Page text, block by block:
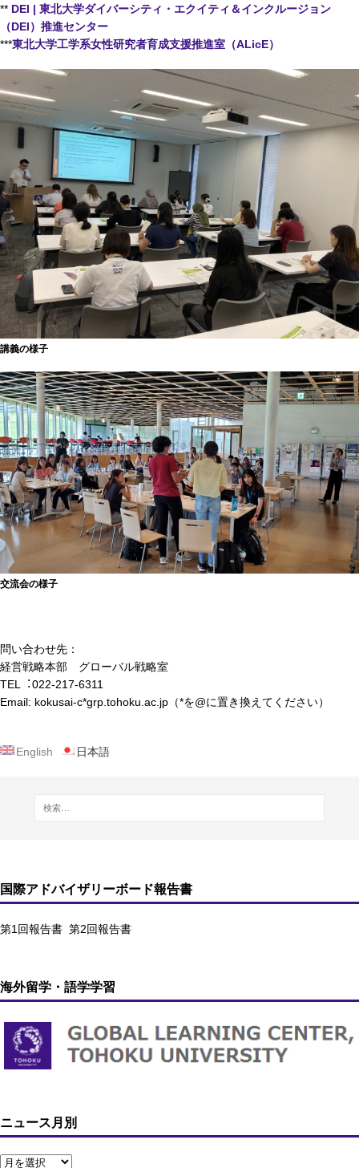
** DEI | 東北大学ダイバーシティ・エクイティ＆インクルージョン
（DEI）推進センター
***東北大学工学系女性研究者育成支援推進室（ALicE）
講義の様子
交流会の様子
問い合わせ先：
経営戦略本部 グローバル戦略室
TEL︓022-217-6311
Email: kokusai-c*grp.tohoku.ac.jp（*を@に置き換えてください）
English 日本語
国際アドバイザリーボード報告書
第1回報告書 第2回報告書
海外留学・語学学習
ニュース月別